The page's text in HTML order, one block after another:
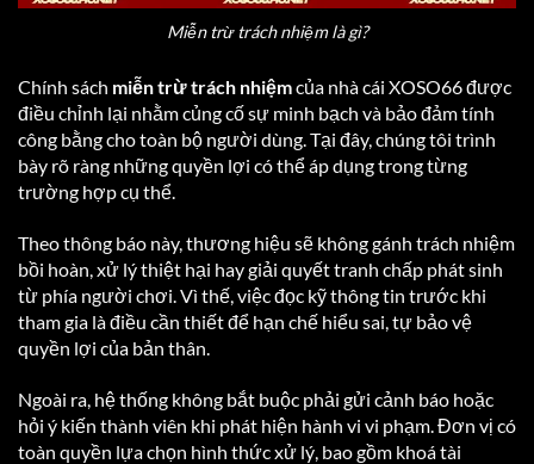
Miễn trừ trách nhiệm là gì?
Chính sách miễn trừ trách nhiệmcủa nhà cái XOSO66 được
điều chỉnh lại nhằm củng cố sự minh bạch và bảo đảm tính
công bằng cho toàn bộ người dùng. Tại đây, chúng tôi trình
bày rõ ràng những quyền lợi có thể áp dụng trong từng
trường hợp cụ thể.
Theo thông báo này, thương hiệu sẽ không gánh trách nhiệm
bồi hoàn, xử lý thiệt hại hay giải quyết tranh chấp phát sinh
từ phía người chơi. Vì thế, việc đọc kỹ thông tin trước khi
tham gia là điều cần thiết để hạn chế hiểu sai, tự bảo vệ
quyền lợi của bản thân.
Ngoài ra, hệ thống không bắt buộc phải gửi cảnh báo hoặc
hỏi ý kiến thành viên khi phát hiện hành vi vi phạm. Đơn vị có
toàn quyền lựa chọn hình thức xử lý, bao gồm khoá tài